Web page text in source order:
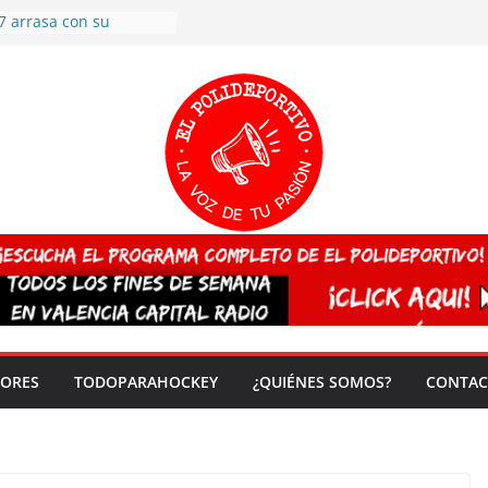
arrasa con su
España sub20
del mundo
vez!
TODOPARAHOCKEY ¿QUIÉNES SOMOS?